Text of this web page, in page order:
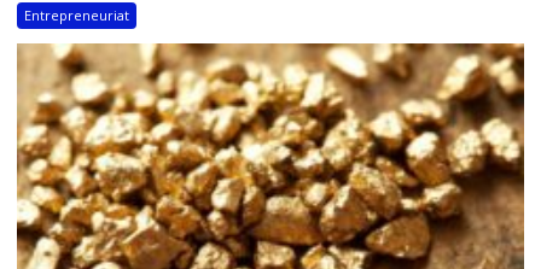
Entrepreneuriat